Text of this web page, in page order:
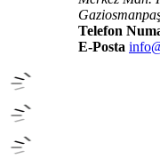
Telefon
E-Posta